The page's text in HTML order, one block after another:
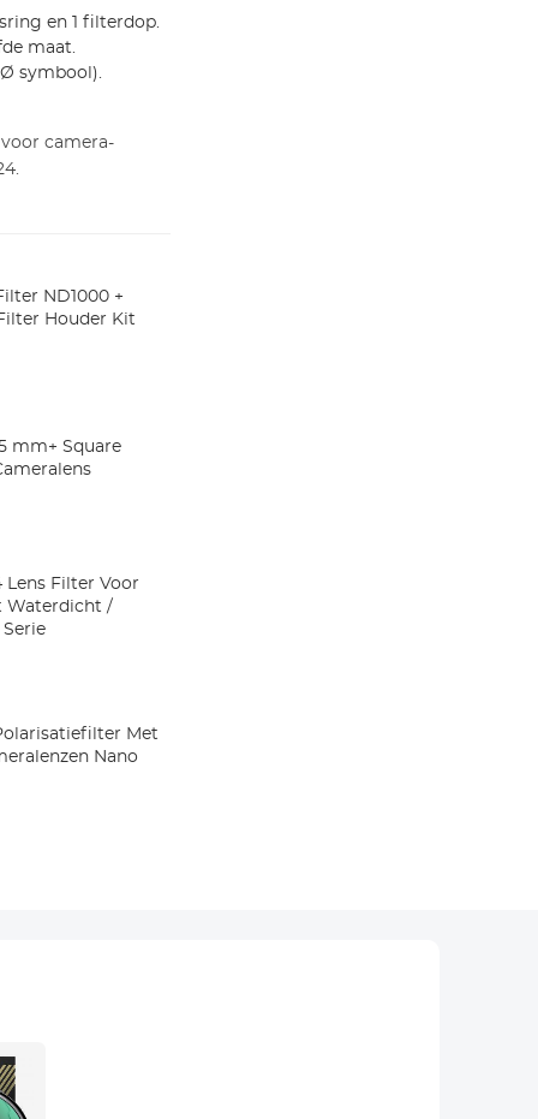
en 1 filterdop.
maat.
symbool).
camera-
ND1000 +
Houder Kit
mm+ Square
Filter Voor
Waterdicht /
Met
Nano